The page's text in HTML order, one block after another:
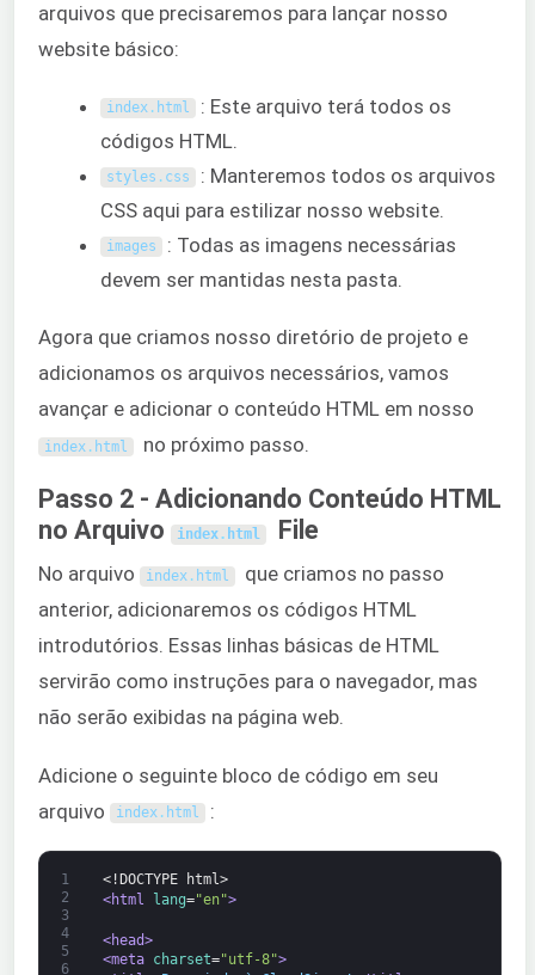
arquivos que precisaremos para lançar nosso
website básico:
index. html : Este arquivo terá todos os
códigos HTML.
styles . css : Manteremos todos os arquivos
CSS aqui para estilizar nosso website.
images : Todas as imagens necessárias
devem ser mantidas nesta pasta.
Agora que criamos nosso diretório de projeto e
adicionamos os arquivos necessários, vamos
avançar e adicionar o conteúdo HTML em nosso
index. html no próximo passo.
Passo 2 - Adicionando Conteúdo HTML
no Arquivo
index. html File
No arquivo index. html que criamos no passo
anterior, adicionaremos os códigos HTML
introdutórios. Essas linhas básicas de HTML
servirão como instruções para o navegador, mas
não serão exibidas na página web.
Adicione o seguinte bloco de código em seu
arquivo
index. html :
1
2
3
4
5
6
<!DOCTYPE html>
<html
lang="en">
<head>
<meta charset="utf-8">